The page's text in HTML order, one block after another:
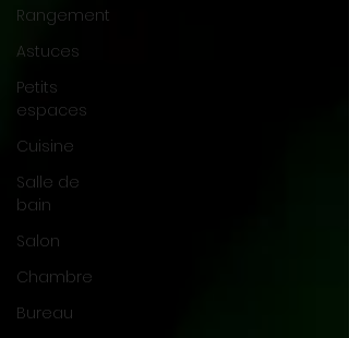
Rangement
Astuces
Petits
espaces
Cuisine
Salle de
bain
Salon
Chambre
Bureau